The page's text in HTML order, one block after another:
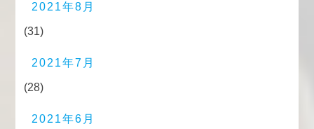
2021年8月
(31)
2021年7月
(28)
2021年6月